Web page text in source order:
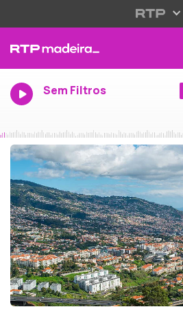
Sem Filtros